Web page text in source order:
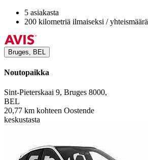
5 asiakasta
200 kilometriä ilmaiseksi / yhteismäärä
Bruges, BEL
Noutopaikka
Sint-Pieterskaai 9, Bruges 8000,
BEL
20,77 km kohteen Oostende
keskustasta